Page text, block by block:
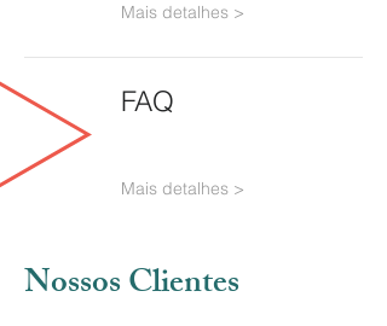
Mais detalhes >
FAQ
Mais detalhes >
Nossos Clientes